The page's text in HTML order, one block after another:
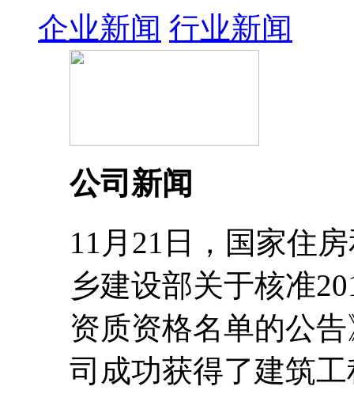
企业新闻 行业新闻
公司新闻
11月21日，国家住
乡建设部关于核准
资质资格名单的公
司成功获得了建筑